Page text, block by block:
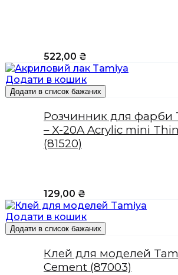
522,00 ₴
Додати в кошик
Додати в список бажаних
Розчинник для фарби
– X-20A Acrylic mini
(81520)
129,00 ₴
Додати в кошик
Додати в список бажаних
Клей для моделей
Cement (87003)